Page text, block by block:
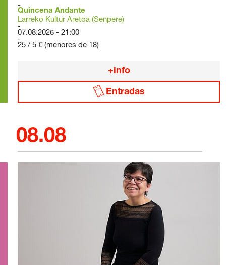
Quincena Andante
Larreko Kultur Aretoa (Senpere)
07.08.2026 - 21:00
25 / 5 € (menores de 18)
+info
Entradas
08.08